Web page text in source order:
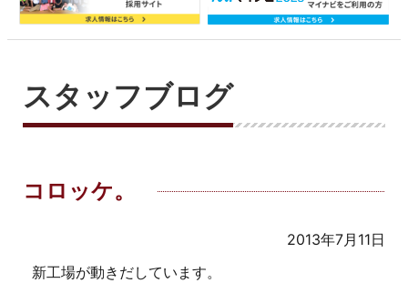
スタッフブログ
コロッケ。
2013年7月11日
新工場が動きだしています。